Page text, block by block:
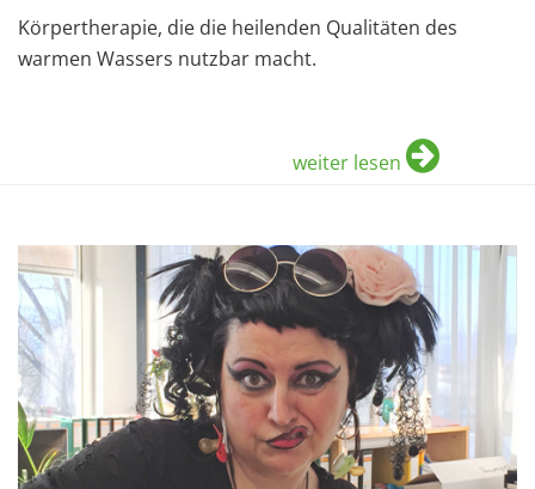
Körpertherapie, die die heilenden Qualitäten des
warmen Wassers nutzbar macht.
weiter lesen